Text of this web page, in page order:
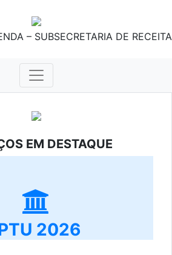
– SUBSECRETARIA DE RECEITA
EM DESTAQUE
2026